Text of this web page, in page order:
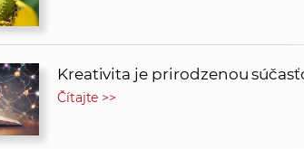
Kreativita je prirodzenou
Čítajte >>